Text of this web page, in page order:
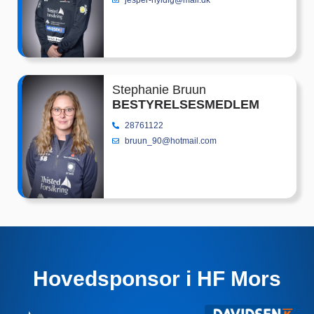
Stephanie Bruun
BESTYRELSESMEDLEM
28761122
bruun_90@hotmail.com
Hovedsponsor i HF Mors